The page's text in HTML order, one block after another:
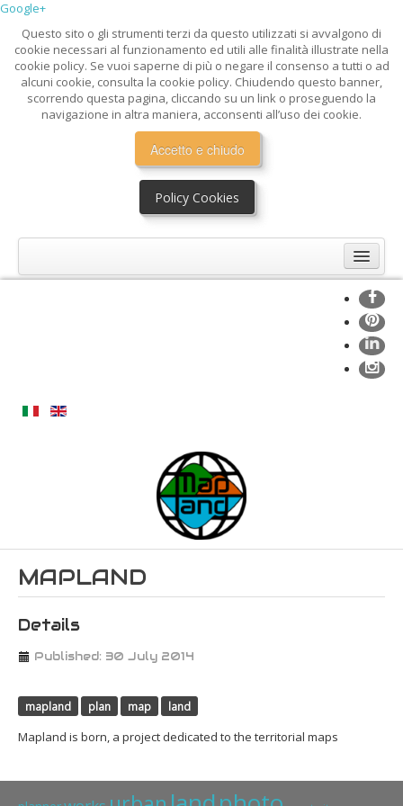
Google+
Questo sito o gli strumenti terzi da questo utilizzati si avvalgono di
cookie necessari al funzionamento ed utili alle finalità illustrate nella
cookie policy. Se vuoi saperne di più o negare il consenso a tutti o ad
alcuni cookie, consulta la cookie policy. Chiudendo questo banner,
scorrendo questa pagina, cliccando su un link o proseguendo la
navigazione in altra maniera, acconsenti all’uso dei cookie.
Accetto e chiudo
Policy Cookies
MAPLAND
Details
Published: 30 July 2014
mapland plan map land
Mapland is born, a project dedicated to the territorial maps